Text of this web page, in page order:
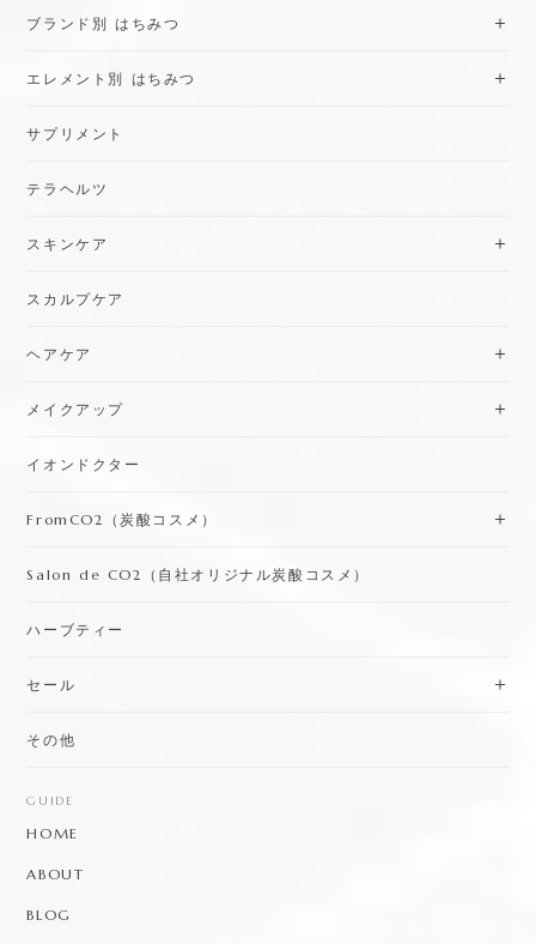
ブランド別 はちみつ
エレメント別 はちみつ
サプリメント
テラヘルツ
スキンケア
スカルプケア
ヘアケア
メイクアップ
イオンドクター
FromCO2（炭酸コスメ）
Salon de CO2（自社オリジナル炭酸コスメ）
ハーブティー
セール
その他
GUIDE
HOME
ABOUT
BLOG